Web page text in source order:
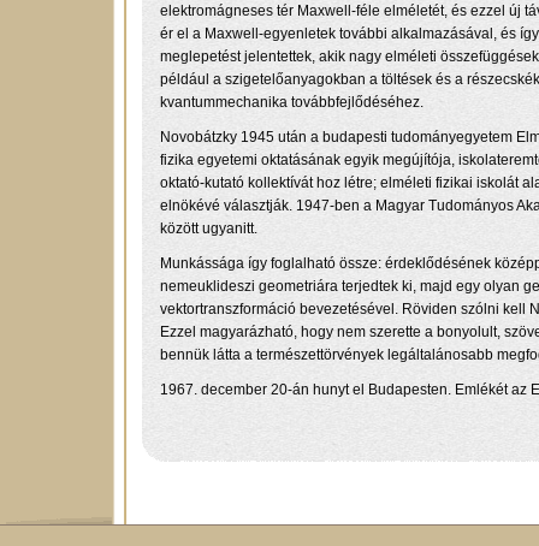
elektromágneses tér Maxwell-féle elméletét, és ezzel új
ér el a Maxwell-egyenletek további alkalmazásával, és
meglepetést jelentettek, akik nagy elméleti
például a szigetelőanyagokban a töltések és a
kvantummechanika továbbfejlődéséhez.
Novobátzky 1945 után a budapesti tudományegyetem
fizika egyetemi oktatásának egyik megújítója,
oktató-kutató kollektívát hoz létre; elméleti fizikai iskolát
elnökévé választják. 1947-ben a Magyar Tudományos
között ugyanitt.
Munkássága így foglalható össze: érdeklődésének
nemeuklideszi geometriára terjedtek ki, majd egy olyan
vektortranszformáció bevezetésével. Röviden szólni kell
Ezzel magyarázható, hogy nem szerette a bonyolult,
bennük látta a természettörvények legáltalánosabb
1967. december 20-án hunyt el Budapesten. Emlékét az